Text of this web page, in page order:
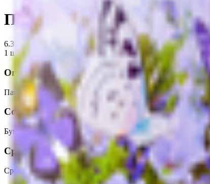
Пакет для подарка
6.39 BYNBYN
1 шт
Описание
Пакет для подарка бумажный 26*32*12см.
Состав
Бумага.
Срок годности
Срок годности: Не ограничен